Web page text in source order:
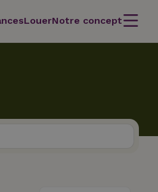
LouerNotre concept